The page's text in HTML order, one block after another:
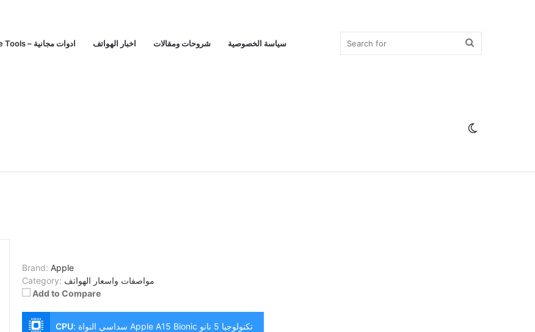
Free Tools – ادوات مجانية اخبار الهواتف شروحات ومقالات سياسة الخصوصية
for
Brand: Apple
Category: مواصفات واسعار الهواتف
Add to Compare
CPU: سداسي النواة Apple A15 Bionic تكنولوجيا 5 نانو